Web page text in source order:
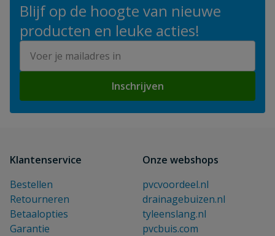
Blijf op de hoogte van nieuwe
producten en leuke acties!
Inschrijven
Klantenservice
Bestellen
Retourneren
Betaalopties
Garantie
Onze webshops
pvcvoordeel.nl
drainagebuizen.nl
tyleenslang.nl
pvcbuis.com